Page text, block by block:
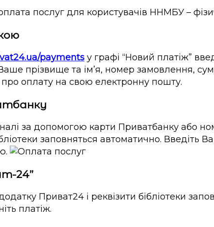
послуг для користувачів ННМБУ –
payments у графі “Новий платіж”
прізвище та ім’я, номер замовлення,
оплату на свою електронну пошту.
за допомогою карти Приватбанку або
заповняться автоматично.
24”
Приват24 і реквізити бібліотеки
платіж.